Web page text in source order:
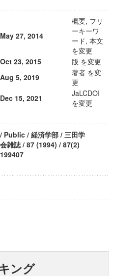
May 27, 2014
概要, フリ
ーキーワ
ード, 本文
を変更
Oct 23, 2015
版 を変更
Aug 5, 2019
著者 を変
更
Dec 15, 2021
JaLCDOI
を変更
/ Public / 経済学部 / 三田学
会雑誌 / 87 (1994) / 87(2)
199407
ング